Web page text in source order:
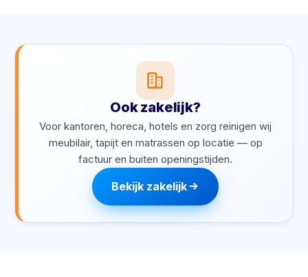
Ook zakelijk?
Voor kantoren, horeca, hotels en zorg reinigen wij
meubilair, tapijt en matrassen op locatie — op
factuur en buiten openingstijden.
Bekijk zakelijk